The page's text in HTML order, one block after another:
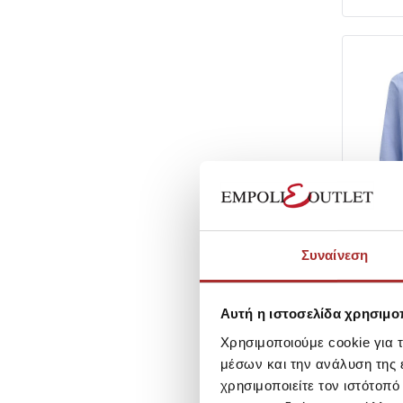
Συναίνεση
Αυτή η ιστοσελίδα
Χρησιμοποιούμε cookie για
μέσων και την ανάλυση της
χρησιμοποιείτε τον
SKU:
Τιμή
ημερών
Τιμή